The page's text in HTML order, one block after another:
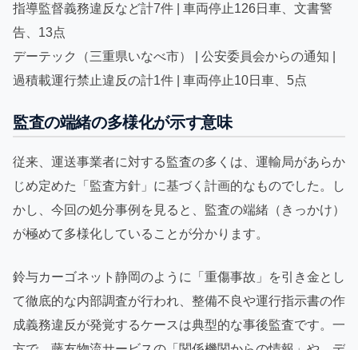
指導監督義務違反など計7件 | 車両停止126日車、文書警
告、13点
デーテック（三重県いなべ市） | 公安委員会からの通知 |
過積載運行禁止違反の計1件 | 車両停止10日車、5点
監査の端緒の多様化が示す意味
従来、運送事業者に対する監査の多くは、運輸局があらか
じめ定めた「監査方針」に基づく計画的なものでした。し
かし、今回の処分事例を見ると、監査の端緒（きっかけ）
が極めて多様化していることが分かります。
鈴与カーゴネット静岡のように「重傷事故」を引き金とし
て徹底的な内部調査が行われ、整備不良や運行指示書の作
成義務違反が発覚するケースは典型的な事後監査です。一